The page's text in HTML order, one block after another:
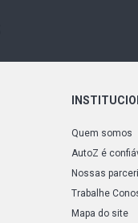
Quem somos
AutoZ é
Nossas
Trabalhe
Mapa do site